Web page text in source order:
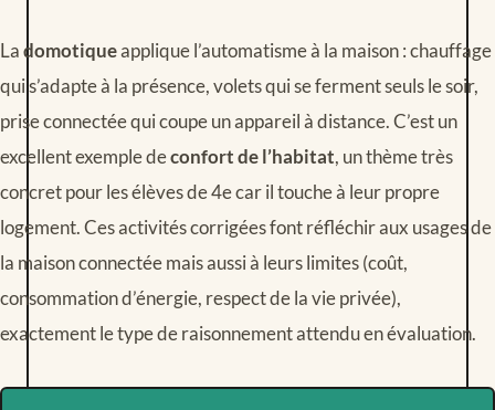
Ladomotiqueapplique l’automatisme à la maison : chauffage
qui s’adapte à la présence, volets qui se ferment seuls le soir,
prise connectée qui coupe un appareil à distance. C’est un
excellent exemple deconfort de l’habitat, un thème très
concret pour les élèves de 4e car il touche à leur propre
logement. Ces activités corrigées font réfléchir aux usages de
la maison connectée mais aussi à leurs limites (coût,
consommation d’énergie, respect de la vie privée),
exactement le type de raisonnement attendu en évaluation.